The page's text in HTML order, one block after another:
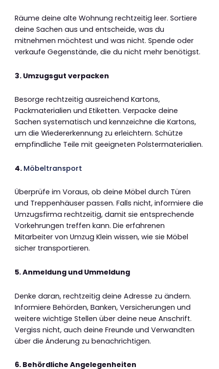
Räume deine alte Wohnung rechtzeitig leer. Sortiere
deine Sachen aus und entscheide, was du
mitnehmen möchtest und was nicht. Spende oder
verkaufe Gegenstände, die du nicht mehr benötigst.
3. Umzugsgut verpacken
Besorge rechtzeitig ausreichend Kartons,
Packmaterialien und Etiketten. Verpacke deine
Sachen systematisch und kennzeichne die Kartons,
um die Wiedererkennung zu erleichtern. Schütze
empfindliche Teile mit geeigneten Polstermaterialien.
4. Möbeltransport
Überprüfe im Voraus, ob deine Möbel durch Türen
und Treppenhäuser passen. Falls nicht, informiere die
Umzugsfirma rechtzeitig, damit sie entsprechende
Vorkehrungen treffen kann. Die erfahrenen
Mitarbeiter von Umzug Klein wissen, wie sie Möbel
sicher transportieren.
5. Anmeldung und Ummeldung
Denke daran, rechtzeitig deine Adresse zu ändern.
Informiere Behörden, Banken, Versicherungen und
weitere wichtige Stellen über deine neue Anschrift.
Vergiss nicht, auch deine Freunde und Verwandten
über die Änderung zu benachrichtigen.
6. Behördliche Angelegenheiten